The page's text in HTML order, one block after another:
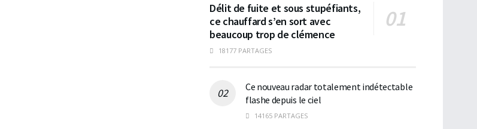
Délit de fuite et sous stupéfiants,
ce chauffard s’en sort avec
beaucoup trop de clémence
18177 PARTAGES
Ce nouveau radar totalement indétectable
flashe depuis le ciel
14165 PARTAGES